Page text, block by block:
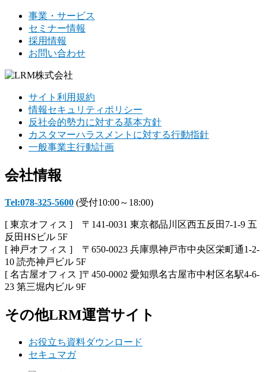
事業・サービス
セミナー情報
採用情報
お問い合わせ
サイト利用規約
情報セキュリティポリシー
反社会的勢力に対する基本方針
カスタマーハラスメントに対する行動指針
一般事業主行動計画
会社情報
Tel:078-325-5600 (受付10:00～18:00)
[ 東京オフィス ] 〒141-0031 東京都品川区西五反田7-1-9 五
反田HSビル 5F
[ 神戸オフィス ] 〒650-0023 兵庫県神戸市中央区栄町通1-2-
10 読売神戸ビル 5F
[ 名古屋オフィス ]〒450-0002 愛知県名古屋市中村区名駅4-6-
23 第三堀内ビル 9F
その他LRM運営サイト
お役立ち資料ダウンロード
セキュマガ